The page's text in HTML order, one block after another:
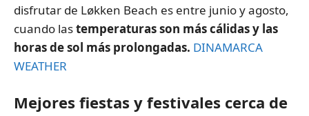
disfrutar de Løkken Beach es entre junio y agosto,
cuando lastemperaturas son más cálidas y las
horas de sol más prolongadas. DINAMARCA
WEATHER
Mejores fiestas y festivales cerca de